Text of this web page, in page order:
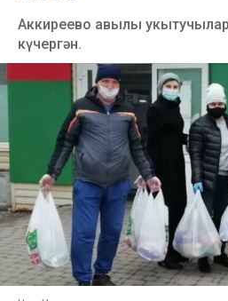
Аккиреево авылы
күчергән.